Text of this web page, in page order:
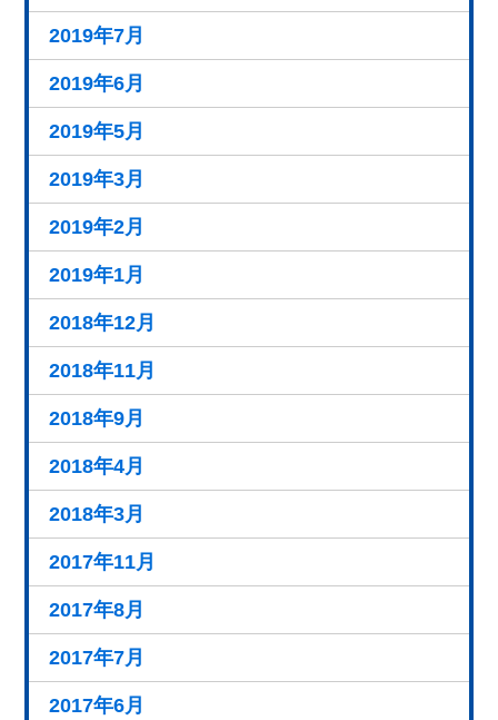
2019年7月
2019年6月
2019年5月
2019年3月
2019年2月
2019年1月
2018年12月
2018年11月
2018年9月
2018年4月
2018年3月
2017年11月
2017年8月
2017年7月
2017年6月